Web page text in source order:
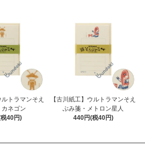
ルトラマンそえ
ネゴン
40円)
【古川紙工】ウルトラマンそえ
ぶみ箋・メトロン星人
440円(税40円)